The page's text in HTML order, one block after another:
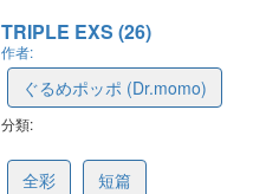
TRIPLE EXS (26)
作者:
ぐるめポッポ (Dr.momo)
分類:
全彩 短篇